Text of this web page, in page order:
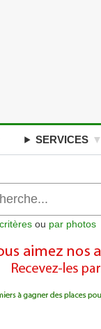
SERVICES
ou par photos